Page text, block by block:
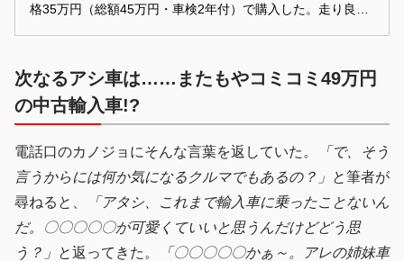
格35万円（総額45万円・車検2年付）で購入した。走り良
こう。 REPORT：山崎 龍 PHOTO：MotorFan.jp
次なるアシ車は……またもやコミコミ49万円
の中古輸入車!?
電話口のカノジョにそんな言葉を返していた。
「で、そう
言うからには何か気になるクルマでもあるの？」 と筆者が
尋ねると、
「アタシ、これまで輸入車に乗ったことないん
だ。〇〇〇〇〇が可愛くていいと思うんだけどどう思
う？」 と返ってきた。
「〇〇〇〇〇かぁ～。アレの姉妹車